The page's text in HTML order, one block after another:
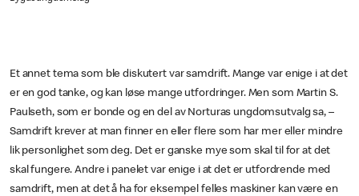
Et annet tema som ble diskutert var samdrift. Mange var enige i at det
er en god tanke, og kan løse mange utfordringer. Men som Martin S.
Paulseth, som er bonde og en del av Norturas ungdomsutvalg sa, –
Samdrift krever at man finner en eller flere som har mer eller mindre
lik personlighet som deg. Det er ganske mye som skal til for at det
skal fungere. Andre i panelet var enige i at det er utfordrende med
samdrift, men at det å ha for eksempel felles maskiner kan være en